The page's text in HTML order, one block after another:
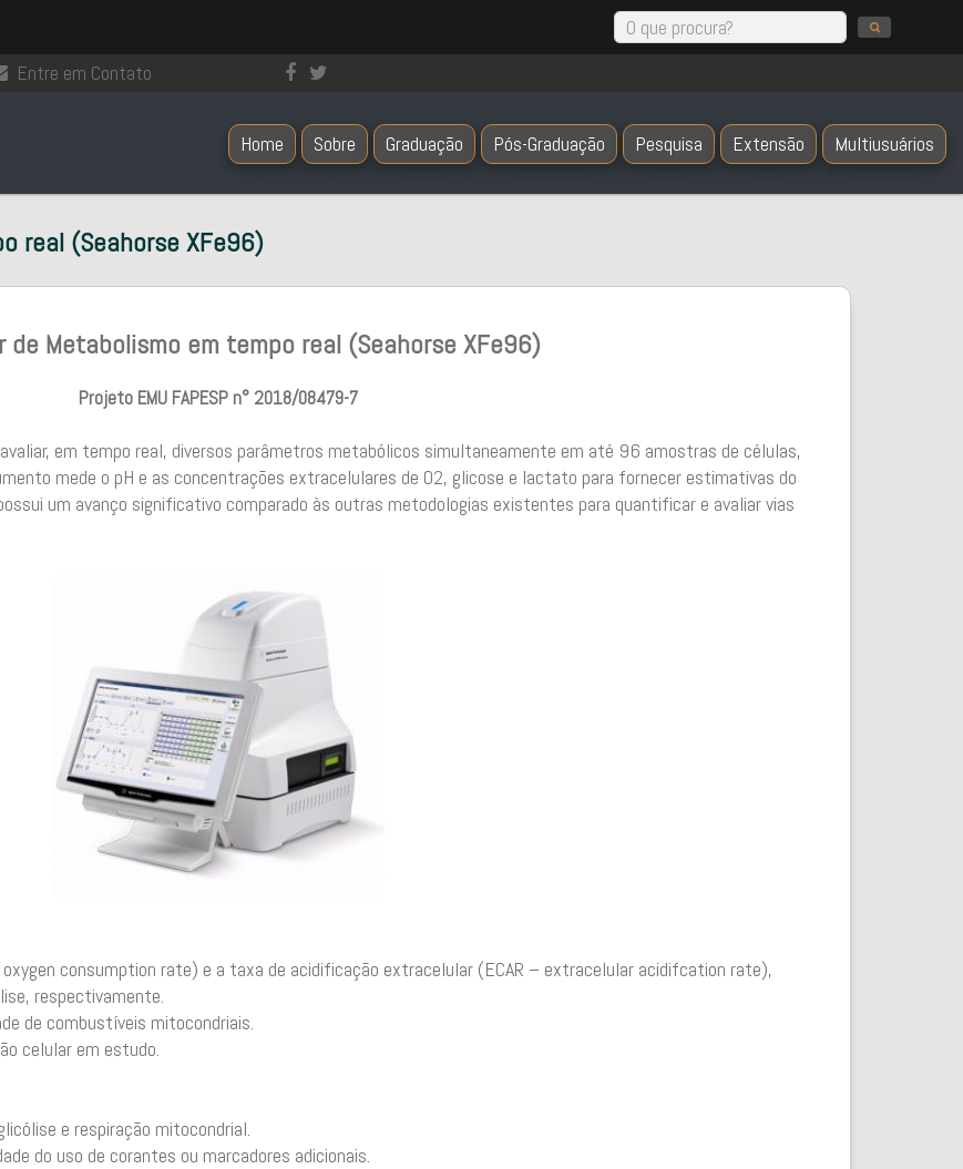
Entre em Contato
Home Sobre Graduação Pós-Graduação Pesquisa Extensão Multiusuários
real (Seahorse XFe96)
de Metabolismo em tempo real (Seahorse XFe96)
Projeto EMU FAPESP n° 2018/08479-7
em tempo real, diversos parâmetros metabólicos simultaneamente em até 96 amostras de células,
mede o pH e as concentrações extracelulares de O2, glicose e lactato para fornecer estimativas do
um avanço significativo comparado às outras metodologias existentes para quantificar e avaliar vias
oxygen consumption rate) e a taxa de acidificação extracelular (ECAR – extracelular acidifcation rate),
respectivamente.
de combustíveis mitocondriais.
celular em estudo.
e respiração mitocondrial.
do uso de corantes ou marcadores adicionais.